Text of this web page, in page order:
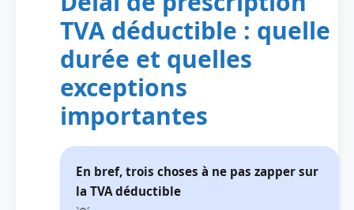
TVA déductible : quelle
durée et quelles
exceptions
importantes
En bref, trois choses à ne pas zapper sur
la TVA déductible